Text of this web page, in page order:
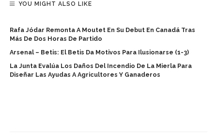
YOU MIGHT ALSO LIKE
Rafa Jódar Remonta A Moutet En Su Debut En Canadá Tras
Más De Dos Horas De Partido
Arsenal – Betis: El Betis Da Motivos Para Ilusionarse (1-3)
La Junta Evalúa Los Daños Del Incendio De La Mierla Para
Diseñar Las Ayudas A Agricultores Y Ganaderos